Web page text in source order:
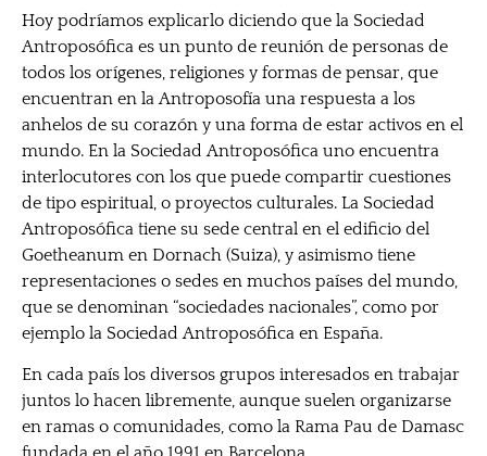
Hoy podríamos explicarlo diciendo que la Sociedad
Antroposófica es un punto de reunión de personas de
todos los orígenes, religiones y formas de pensar, que
encuentran en la Antroposofía una respuesta a los
anhelos de su corazón y una forma de estar activos en el
mundo. En la Sociedad Antroposófica uno encuentra
interlocutores con los que puede compartir cuestiones
de tipo espiritual, o proyectos culturales. La Sociedad
Antroposófica tiene su sede central en el edificio del
Goetheanum en Dornach (Suiza), y asimismo tiene
representaciones o sedes en muchos países del mundo,
que se denominan “sociedades nacionales”, como por
ejemplo la Sociedad Antroposófica en España.
En cada país los diversos grupos interesados en trabajar
juntos lo hacen libremente, aunque suelen organizarse
en ramas o comunidades, como la Rama Pau de Damasc